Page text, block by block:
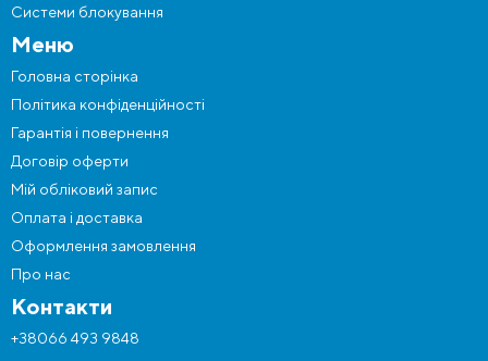
Системи блокування
Меню
Головна сторінка
Політика конфіденційності
Гарантія і повернення
Договір оферти
Мій обліковий запис
Оплата і доставка
Оформлення замовлення
Про нас
Контакти
+38066 493 9848